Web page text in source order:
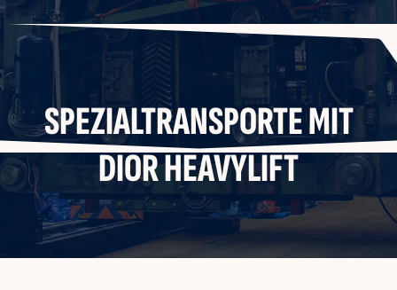
SPEZIALTRANSPORTE MIT
DIOR HEAVYLIFT